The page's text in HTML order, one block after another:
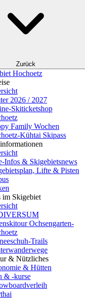
Zurück
Hochoetz
2026 / 2027
Skiticketshop
Family Wochen
Kühtai Skipass
Infos & Skigebietsnews
Lifte & Pisten
Skigebiet
Ochsengarten-
Trails
& Nützliches
& Hütten
& -kurse